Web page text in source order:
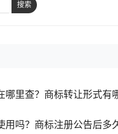
搜索
哪里查？商标转让形式有
用吗？商标注册公告后多